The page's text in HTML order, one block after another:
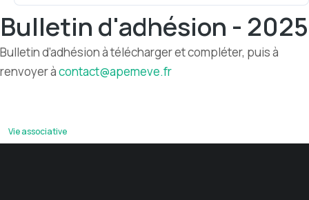
Bulletin d'adhésion - 2025
Bulletin d’adhésion à télécharger et compléter, puis à
renvoyer àcontact@apemeve.fr
Vie associative